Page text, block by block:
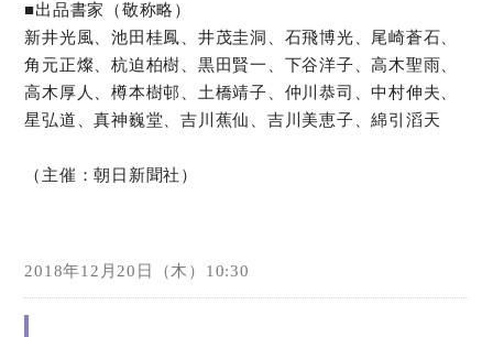
■出品書家（敬称略）
新井光風、池田桂鳳、井茂圭洞、石飛博光、尾崎蒼石、
角元正燦、杭迫柏樹、黒田賢一、下谷洋子、高木聖雨、
高木厚人、樽本樹邨、土橋靖子、仲川恭司、中村伸夫、
星弘道、真神巍堂、吉川蕉仙、吉川美恵子、綿引滔天
（主催：朝日新聞社）
2018年12月20日（木）10:30